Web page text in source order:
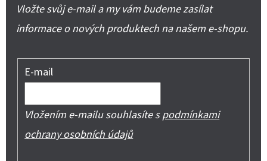
Vložte svůj e-mail a my vám budeme zasílat
informace o nových produktech na našem e-shopu.
E-mail
Vložením e-mailu souhlasíte spodmínkami
ochrany osobních údajů